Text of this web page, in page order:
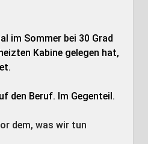
im Sommer bei 30 Grad
Kabine gelegen hat,
den Beruf. Im Gegenteil.
dem, was wir tun